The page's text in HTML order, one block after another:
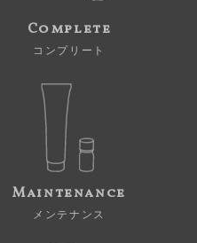
Complete
コンプリート
Maintenance
メンテナンス